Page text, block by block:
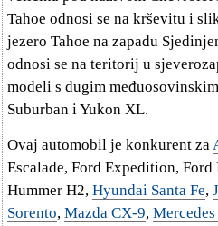
Tahoe odnosi se na krševitu i
jezero Tahoe na zapadu
odnosi se na teritorij u
modeli s dugim
Suburban i Yukon XL.
Ovaj automobil je konkurent za
Escalade, Ford Expedition,
Hummer H2, Hyundai Santa Fe,
Sorento, Mazda CX-9,